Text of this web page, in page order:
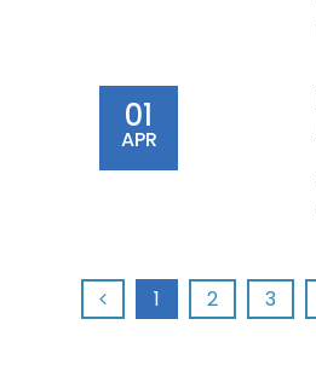
01
APR
1 2 3